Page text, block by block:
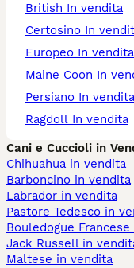
British In vendita
Certosino In
Europeo In vendita
Maine Coon In
Persiano In vendita
Ragdoll In vendita
Cani e Cuccioli in
Chihuahua in vendita
Barboncino in vendita
Labrador in vendita
Pastore Tedesco in
Bouledogue
Jack Russell in
Maltese in vendita